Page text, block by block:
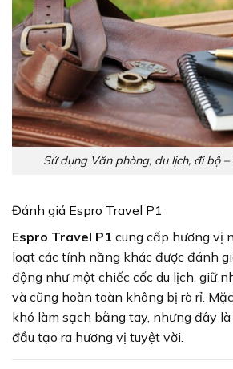
Sử dụng Văn phòng, du lịch, đi bộ –
Đánh giá Espro Travel P1
Espro Travel P1 cung cấp hương vị
loạt các tính năng khác được đánh
động như một chiếc cốc du lịch, giữ
và cũng hoàn toàn không bị rò rỉ.
khó làm sạch bằng tay, nhưng đây
đầu tạo ra hương vị tuyệt vời.